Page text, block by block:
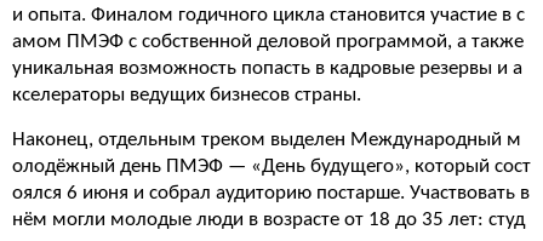
и опыта. Финалом годичного цикла становится участие в с
амом ПМЭФ с собственной деловой программой, а также
уникальная возможность попасть в кадровые резервы и а
кселераторы ведущих бизнесов страны.
Наконец, отдельным треком выделен Международный м
олодёжный день ПМЭФ — «День будущего», который сост
оялся 6 июня и собрал аудиторию постарше. Участвовать в
нём могли молодые люди в возрасте от 18 до 35 лет: студ